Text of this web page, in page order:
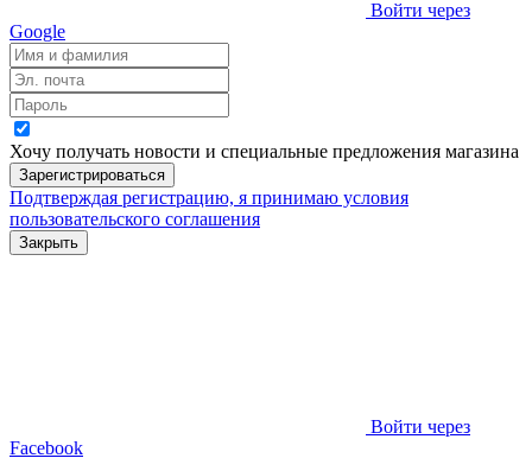
Войти через
Google
Хочу получать новости и специальные предложения магазина
Зарегистрироваться
Подтверждая регистрацию, я принимаю условия
пользовательского соглашения
Закрыть
Войти через
Facebook